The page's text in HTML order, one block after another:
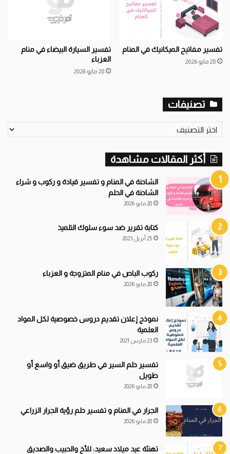
تفسير مفاتيح الميكانيك في المنام
28 مايو 2026
تفسير السيارة البيضاء في منام
العزباء
28 مايو 2026
تصنيفات
تصنيفات
أكثر المقالات مشاهدة
الشاحنة في المنام و تفسير قيادة و ركوب و شراء
الشاحنة في الحلم
28 مايو 2026
كتابة تقرير ضد سوء سلوك التلميذ
25 أبريل 2023
ركوب الباص في منام المتزوجة و العزباء
28 مايو 2026
نموذج إعلان تقديم دروس خصوصية لكل المواد
العلمية
23 مارس 2021
تفسير حلم السير في طريق ضيق أو واسع أو
طويل
28 مايو 2026
الجرار في المنام و تفسير حلم رؤية الجرار الزراعي
28 مايو 2026
تهنئة عيد ميلاد سعيد: للأخ والحبيب والصديق